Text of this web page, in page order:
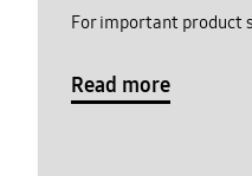
For important product
Read more